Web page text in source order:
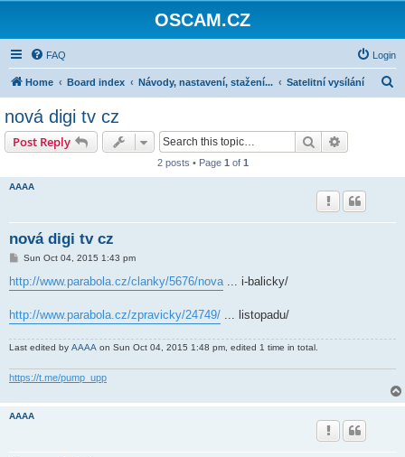
OSCAM.CZ
FAQ Login
Home Board index Návody, nastavení, stažení... Satelitní vysílání
nová digi tv cz
Post Reply Search
2 posts • Page 1 of 1
AAAA
nová digi tv cz
P
s
t
Sun Oct 04, 2015 1:43 pm
http://www.parabola.cz/clanky/5676/nova... i-balicky/
http://www.parabola.cz/zpravicky/24749/ ... listopadu/
Last edited by AAAA on Sun Oct 04, 2015 1:48 pm, edited 1 time in total.
https://t.me/pump_upp
AAAA